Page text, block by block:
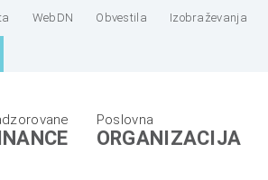
WebDN Obvestila Izobraževanja
ORGANIZACIJA